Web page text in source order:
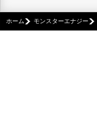
ホーム モンスターエナジー